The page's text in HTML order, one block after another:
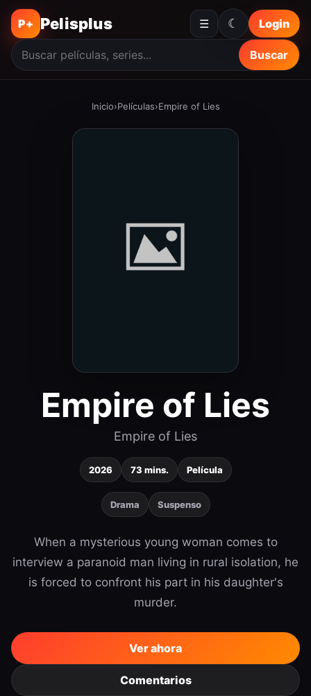
P+ Pelisplus ☰
Buscar
Login
☾
Inicio›Películas›Empire of Lies
Empire of Lies
Empire of Lies
2026 73 mins. Película
Drama Suspenso
When a mysterious young woman comes to
interview a paranoid man living in rural isolation, he
is forced to confront his part in his daughter's
murder.
Ver ahora
Comentarios